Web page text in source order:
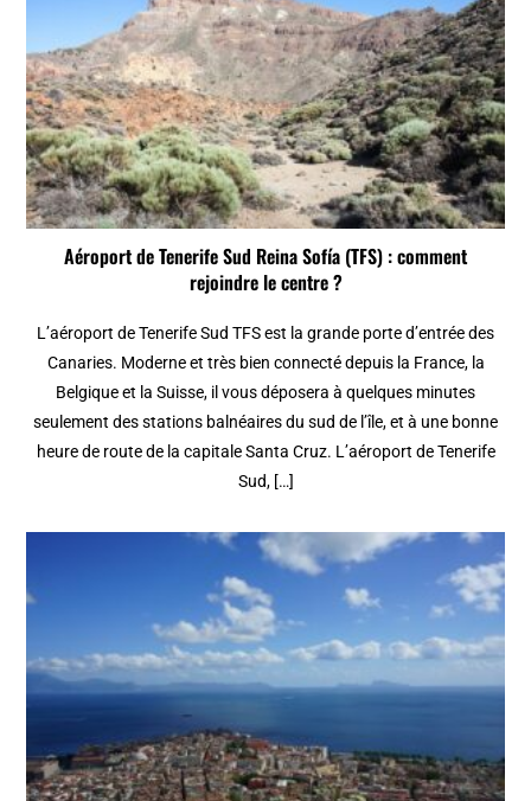
Aéroport de Tenerife Sud Reina Sofía (TFS) : comment
rejoindre le centre ?
L’aéroport de Tenerife Sud TFS est la grande porte d’entrée des
Canaries. Moderne et très bien connecté depuis la France, la
Belgique et la Suisse, il vous déposera à quelques minutes
seulement des stations balnéaires du sud de l’île, et à une bonne
heure de route de la capitale Santa Cruz. L’aéroport de Tenerife
Sud, […]